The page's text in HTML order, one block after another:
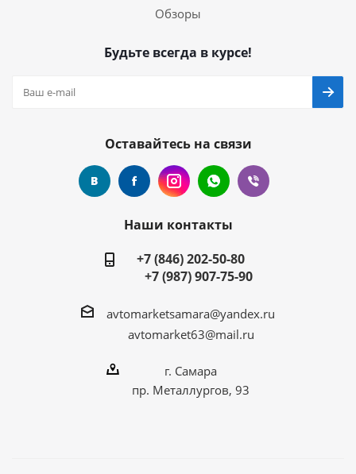
Обзоры
Будьте всегда в курсе!
Оставайтесь на связи
Наши контакты
+7 (846) 202-50-80
+7 (987) 907-75-90
avtomarketsamara@yandex.ru
avtomarket63@mail.ru
г. Самара
пр. Металлургов, 93